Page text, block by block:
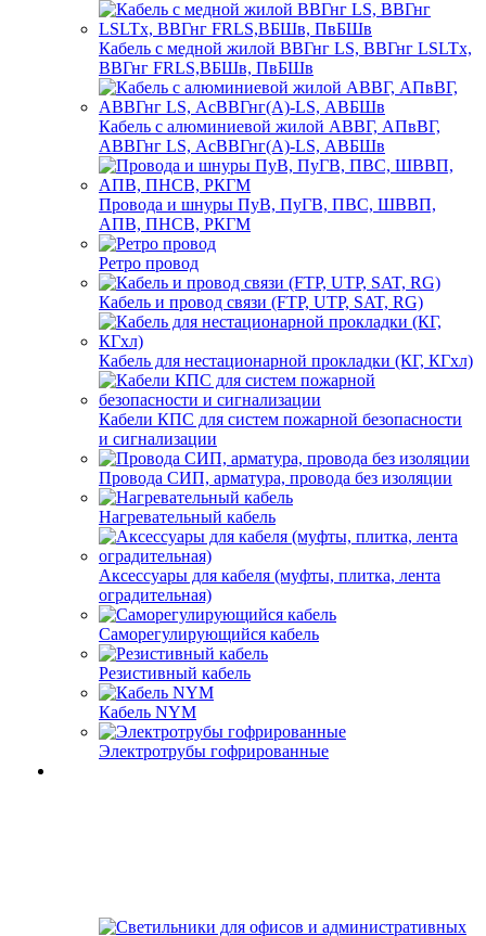
Кабель с медной жилой ВВГнг LS, ВВГнг LSLTx,
ВВГнг FRLS,ВБШв, ПвБШв
Кабель с алюминиевой жилой АВВГ, АПвВГ,
АВВГнг LS, АсВВГнг(А)-LS, АВБШв
Провода и шнуры ПуВ, ПуГВ, ПВС, ШВВП,
АПВ, ПНСВ, РКГМ
Ретро провод
Кабель и провод связи (FTP, UTP, SAT, RG)
Кабель для нестационарной прокладки (КГ, КГхл)
Кабели КПС для систем пожарной безопасности
и сигнализации
Провода СИП, арматура, провода без изоляции
Нагревательный кабель
Аксессуары для кабеля (муфты, плитка, лента
оградительная)
Саморегулирующийся кабель
Резистивный кабель
Кабель NYM
Электротрубы гофрированные